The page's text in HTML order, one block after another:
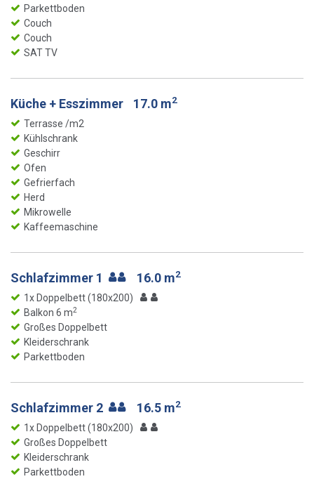
Parkettboden
Couch
Couch
SAT TV
Küche + Esszimmer 17.0 m2
Terrasse /m2
Kühlschrank
Geschirr
Ofen
Gefrierfach
Herd
Mikrowelle
Kaffeemaschine
Schlafzimmer 1 16.0 m2
1x Doppelbett (180x200)
Balkon 6 m2
Großes Doppelbett
Kleiderschrank
Parkettboden
Schlafzimmer 2 16.5 m2
1x Doppelbett (180x200)
Großes Doppelbett
Kleiderschrank
Parkettboden